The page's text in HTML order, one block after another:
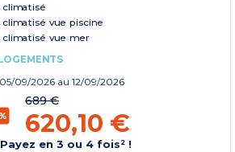
vue piscine
vue mer
05/09/2026 au 12/09/2026
689 €
620,10 €
en 3 ou 4 fois² !